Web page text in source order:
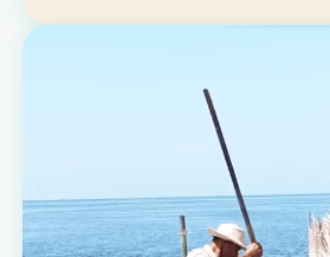
Format : cours collectif
séances sur un mois Ta…